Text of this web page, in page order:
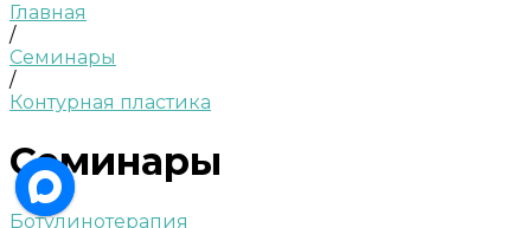
Главная
/
Семинары
/
Контурная пластика
Семинары
Ботулинотерапия